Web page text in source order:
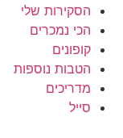
הסקירות שלי
הכי נמכרים
קופונים
הטבות נוספות
מדריכים
סייל